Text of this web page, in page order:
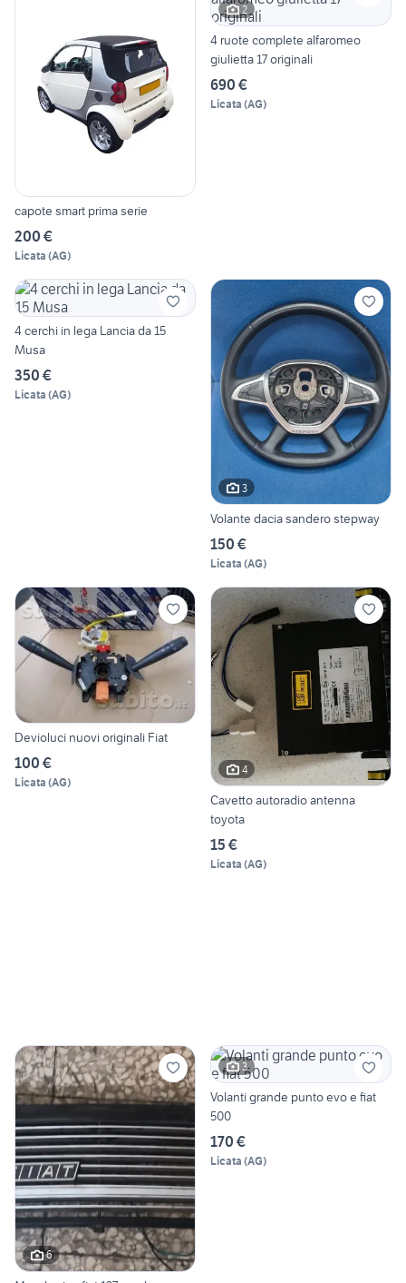
capote smart prima serie
200 €
Licata (AG)
2
4 ruote complete alfaromeo
giulietta 17 originali
690 €
Licata (AG)
4 cerchi in lega Lancia da 15
Musa
350 €
Licata (AG)
3
Volante dacia sandero stepway
150 €
Licata (AG)
Devioluci nuovi originali Fiat
100 €
Licata (AG)
4
Cavetto autoradio antenna
toyota
15 €
Licata (AG)
6
3
Volanti grande punto evo e fiat
500
170 €
Licata (AG)